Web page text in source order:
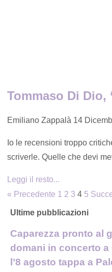
Tommaso Di Dio,
Emiliano Zappalà 14
Io le recensioni troppo
scriverle. Quelle che devi
Leggi il resto...
« Precedente 1 2 3 4 5
Ultime pubblicazioni
Caparezza pronto al
domani in concerto a
l’8 agosto tappa a